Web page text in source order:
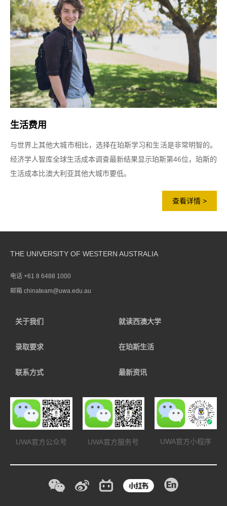
生活费用
与世界上其他大城市相比，选择在珀斯学习和生活是非常明智的。
经济学人智库全球生活成本调查最新结果显示珀斯第46位，珀斯的
生活成本比澳大利亚其他大城市要低。
查看详情 >
THE UNIVERSITY OF WESTERN AUSTRALIA
电话 +61 8 6488 1000
邮箱 chinateam@uwa.edu.au
关于我们 就读西澳大学
录取要求 在珀斯生活
联系方式 最新资讯
UWA官方公众号 UWA官方服务号 UWA官方小程序